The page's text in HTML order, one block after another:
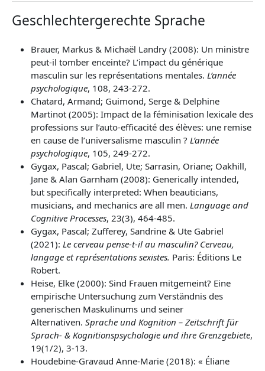
Geschlechtergerechte Sprache
Brauer, Markus & Michaël Landry (2008): Un ministre
peut-il tomber enceinte? L’impact du générique
masculin sur les représentations mentales. L’année
psychologique, 108, 243-272.
Chatard, Armand; Guimond, Serge & Delphine
Martinot (2005): Impact de la féminisation lexicale des
professions sur l’auto-efficacité des élèves: une remise
en cause de l’universalisme masculin ? L’année
psychologique, 105, 249-272.
Gygax, Pascal; Gabriel, Ute; Sarrasin, Oriane; Oakhill,
Jane & Alan Garnham (2008): Generically intended,
but specifically interpreted: When beauticians,
musicians, and mechanics are all men. Language and
Cognitive Processes, 23(3), 464-485.
Gygax, Pascal; Zufferey, Sandrine & Ute Gabriel
(2021): Le cerveau pense-t-il au masculin? Cerveau,
langage et représentations sexistes. Paris: Éditions Le
Robert.
Heise, Elke (2000): Sind Frauen mitgemeint? Eine
empirische Untersuchung zum Verständnis des
generischen Maskulinums und seiner
Alternativen. Sprache und Kognition – Zeitschrift für
Sprach- & Kognitionspsychologie und ihre Grenzgebiete,
19(1/2), 3-13.
Houdebine-Gravaud Anne-Marie (2018): « Éliane